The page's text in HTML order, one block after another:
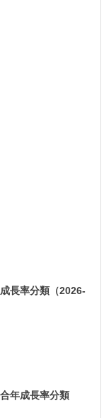
長率分類（2026-
年成長率分類